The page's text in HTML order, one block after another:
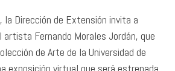
Dirección de Extensión invita a
Fernando Morales Jordán, que
de Arte de la Universidad de
exposición virtual que será estrenada